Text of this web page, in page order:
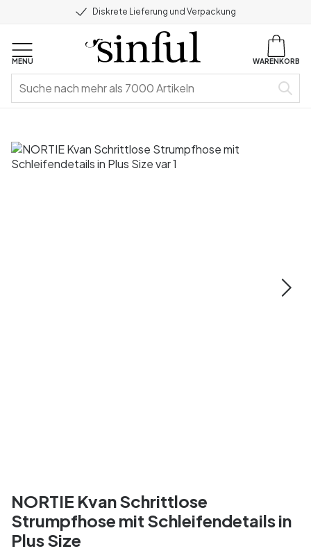
Diskrete Lieferung und Verpackung
MENU WARENKORB
NORTIE Kvan Schrittlose
Strumpfhose mit Schleifendetails in
Plus Size